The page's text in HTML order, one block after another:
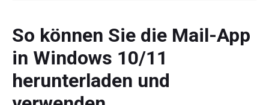
So können Sie die Mail-App
in Windows 10/11
herunterladen und